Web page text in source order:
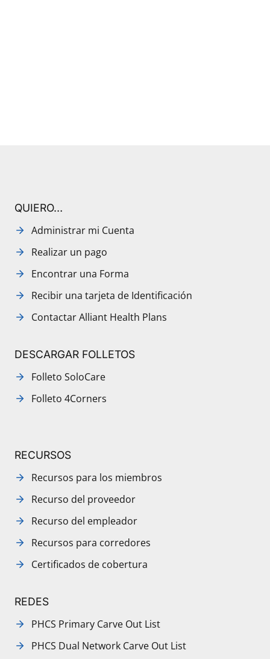
QUIERO…
Administrar mi Cuenta
Realizar un pago
Encontrar una Forma
Recibir una tarjeta de Identificación
Contactar Alliant Health Plans
DESCARGAR FOLLETOS
Folleto SoloCare
Folleto 4Corners
RECURSOS
Recursos para los miembros
Recurso del proveedor
Recurso del empleador
Recursos para corredores
Certificados de cobertura
REDES
PHCS Primary Carve Out List
PHCS Dual Network Carve Out List